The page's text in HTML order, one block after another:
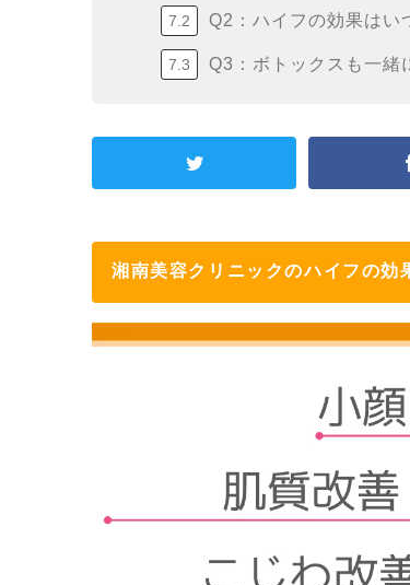
Q2：ハイフの効果はい
Q3：ボトックスも一緒
湘南美容クリニックのハイフの効